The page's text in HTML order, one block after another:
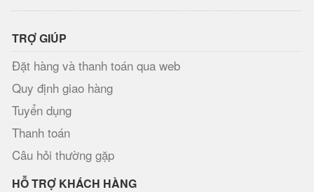
TRỢ GIÚP
Đặt hàng và thanh toán qua web
Quy định giao hàng
Tuyển dụng
Thanh toán
Câu hỏi thường gặp
HỖ TRỢ KHÁCH HÀNG